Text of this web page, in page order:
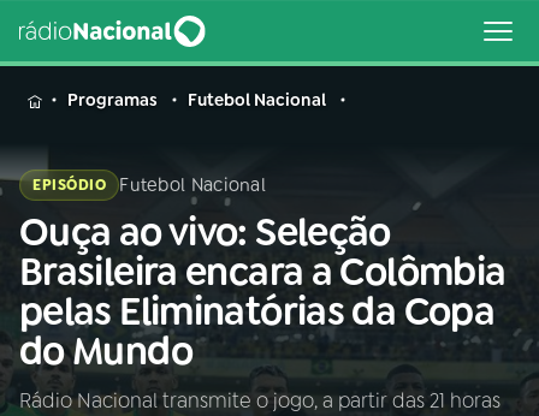
MENU
Buscar
na
Rádio
Nacional
Buscar
AO VIVO
Programas Futebol Nacional
EPISÓDIO Futebol Nacional
Ouça ao vivo: Seleção
Brasileira encara a Colômbia
pelas Eliminatórias da Copa
do Mundo
Rádio Nacional transmite o jogo, a partir das 21 horas